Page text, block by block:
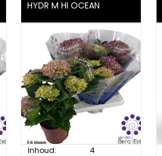
HYDR M HI OCEAN
Inhoud:
4